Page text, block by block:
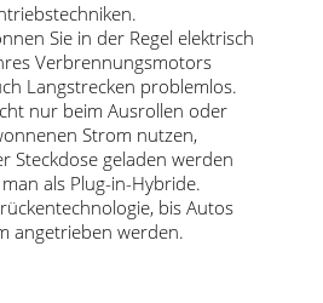
Sie in der Regel elektrisch
Verbrennungsmotors
Langstrecken problemlos.
nur beim Ausrollen oder
Strom nutzen,
Steckdose geladen werden
als Plug-in-Hybride.
bis Autos
angetrieben werden.